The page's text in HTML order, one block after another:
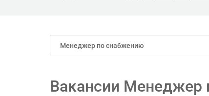
Менеджер по снабжению
Вакансии Менеджер